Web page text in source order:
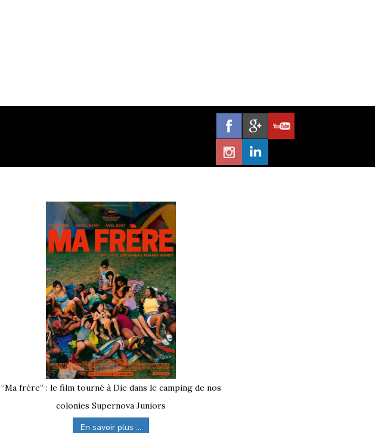
“Ma frère” : le film tourné à Die dans le camping de nos
colonies Supernova Juniors
En savoir plus ...